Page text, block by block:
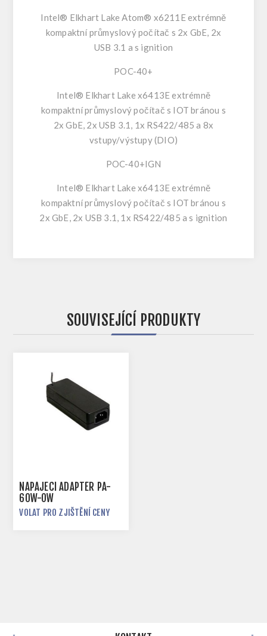
Intel® Elkhart Lake Atom® x6211E extrémně
kompaktní průmyslový počítač s 2x GbE, 2x
USB 3.1 a s ignition
POC-40+
Intel® Elkhart Lake x6413E extrémně
kompaktní průmyslový počítač s IOT bránou s
2x GbE, 2x USB 3.1, 1x RS422/485 a 8x
vstupy/výstupy (DIO)
POC-40+IGN
Intel® Elkhart Lake x6413E extrémně
kompaktní průmyslový počítač s IOT bránou s
2x GbE, 2x USB 3.1, 1x RS422/485 a s ignition
SOUVISEJÍCÍ PRODUKTY
NAPÁJECÍ ADAPTÉR PA-
60W-OW
VOLAT PRO ZJIŠTĚNÍ CENY